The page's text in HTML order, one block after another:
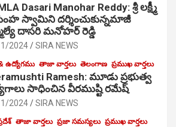
Dasari Manohar Reddy: శ్రీ లక్ష్మీ
స్వామిని దర్శించుకున్నమాజీ
దాసరి మనోహర్ రెడ్డి
2024 SIRA NEWS
ఉద్యోగము తాజా వార్తలు తెలంగాణ ప్రముఖ వార్తలు
Ramesh: మూడు ప్రభుత్వ
సాధించిన వీరముష్టి రమేష్
2024 SIRA NEWS
తాజా వార్తలు ప్రజా సమస్యలు ప్రముఖ వార్తలు